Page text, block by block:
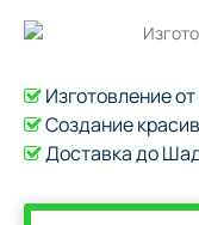
Изготовление
Создание
Доставка до